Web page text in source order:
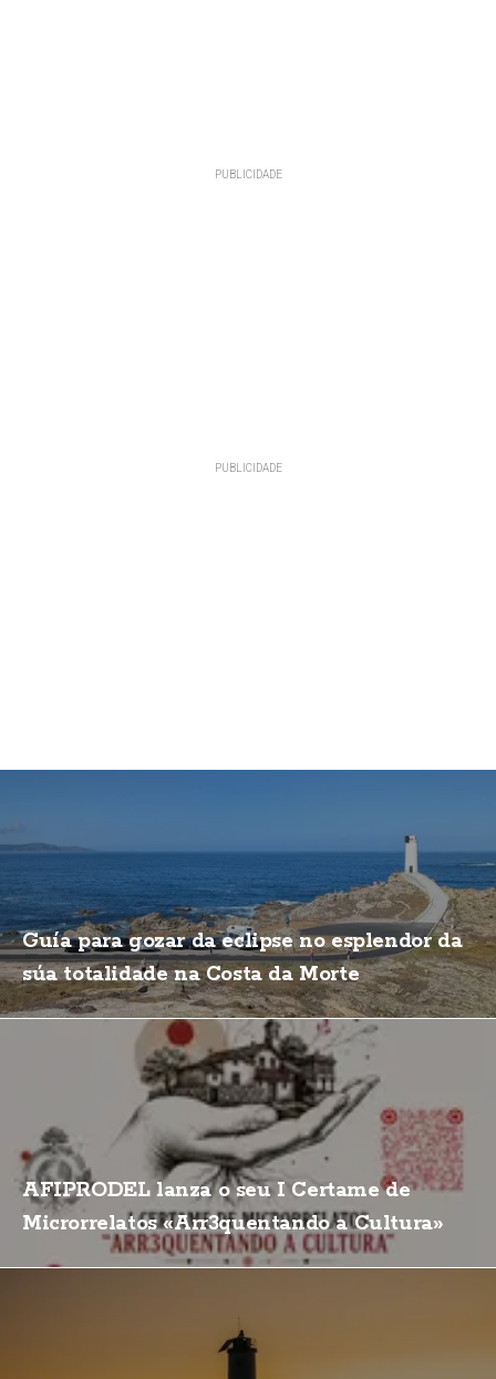
Guía para gozar da eclipse no esplendor da
súa totalidade na Costa da Morte
AFIPRODEL lanza o seu I Certame de
Microrrelatos «Arr3quentando a Cultura»